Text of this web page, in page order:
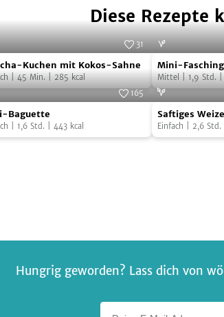
Diese Rezepte
Foto: ab jetzt vegan
31
Kuchen mit Kokos-Sahne
| 45 Min.| 285 kcal
Mini-
mit
zweierlei
Füllung
Mini-
zweierlei
Mittel 1,9 Std.|
165
Baguette
1,6 Std. 443kcal
Saftiges
mit
Saftiges
Kürbis
Einfach 2,6 Std.
Hungrig geworden? Lass dich von